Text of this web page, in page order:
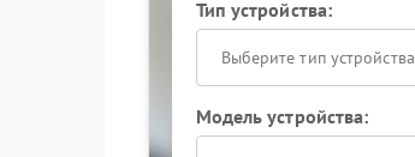
Тип устройства:
Выберите тип устройства
Модель устройства: